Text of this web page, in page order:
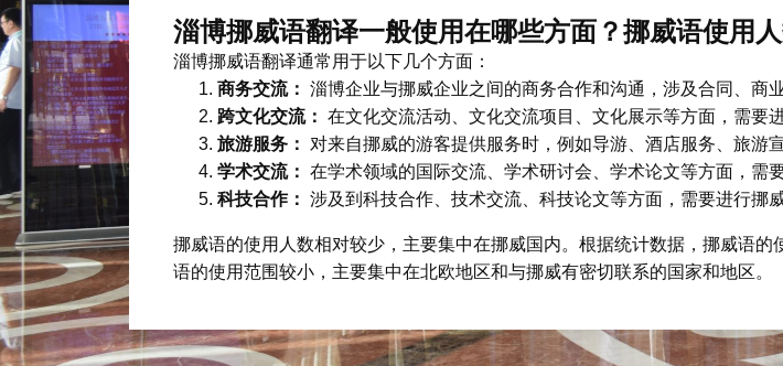
淄博挪威语翻译一般使用在哪些方面？挪威语使用
淄博挪威语翻译通常用于以下几个方面：
商务交流： 淄博企业与挪威企业之间的商务合作和沟通，涉及合同、商
跨文化交流： 在文化交流活动、文化交流项目、文化展示等方面，需要
旅游服务：
对来自挪威的游客提供服务时，例如导游、酒店服务、旅游
学术交流： 在学术领域的国际交流、学术研讨会、学术论文等方面，需
科技合作： 涉及到科技合作、技术交流、科技论文等方面，需要进行挪
挪威语的使用人数相对较少，主要集中在挪威国内。根据统计数据，挪威语
语的使用范围较小，主要集中在北欧地区和与挪威有密切联系的国家和地区。